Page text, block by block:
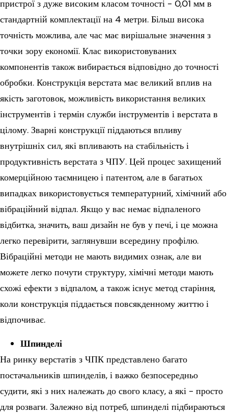
пристрої з дуже високим класом точності - 0,01 мм в
стандартній комплектації на 4 метри. Більш висока
точність можлива, але час має вирішальне значення з
точки зору економії. Клас використовуваних
компонентів також вибирається відповідно до точності
обробки. Конструкція верстата має великий вплив на
якість заготовок, можливість використання великих
інструментів і термін служби інструментів і верстата в
цілому. Зварні конструкції піддаються впливу
внутрішніх сил, які впливають на стабільність і
продуктивність верстата з ЧПУ. Цей процес захищений
комерційною таємницею і патентом, але в багатьох
випадках використовується температурний, хімічний або
вібраційний відпал. Якщо у вас немає відпаленого
відбитка, значить, ваш дизайн не був у печі, і це можна
легко перевірити, заглянувши всередину профілю.
Вібраційні методи не мають видимих ознак, але ви
можете легко почути структуру, хімічні методи мають
схожі ефекти з відпалом, а також існує метод старіння,
коли конструкція піддається повсякденному життю і
відпочиває.
Шпинделі
На ринку верстатів з ЧПК представлено багато
постачальників шпинделів, і важко безпосередньо
судити, які з них належать до свого класу, а які - просто
для розваги. Залежно від потреб, шпинделі підбираються